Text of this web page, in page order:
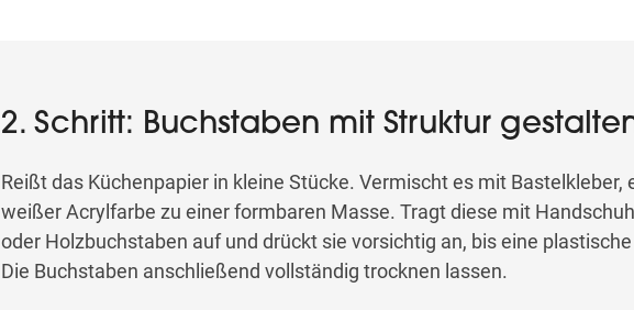
2. Schritt: Buchstaben mit Struktur
Reißt das Küchenpapier in kleine Stücke. Vermischt es mit Bastelkleber,
weißer Acrylfarbe zu einer formbaren Masse. Tragt diese mit
oder Holzbuchstaben auf und drückt sie vorsichtig an, bis eine
Die Buchstaben anschließend vollständig trocknen lassen.